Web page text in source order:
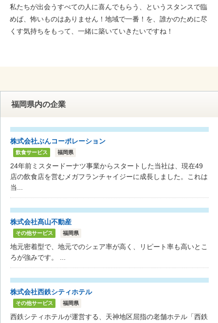
私たちが出会うすべての人に喜んでもらう、というスタンスで臨
めば、怖いものはありません！地域で一番！を、誰かのために尽
くす気持ちをもって、一緒に築いていきたいですね！
福岡県内の企業
株式会社ぶんコーポレーション
飲食サービス 福岡県
24年前ミスタードーナツ事業からスタートした当社は、現在49
店の飲食店を営むメガフランチャイジーに成長しました。これは
当...
株式会社髙山不動産
その他サービス 福岡県
地元密着型で、地元でのシェア率が高く、リピート率も高いとこ
ろが強みです。 ...
株式会社西鉄シティホテル
その他サービス 福岡県
西鉄シティホテルが運営する、天神地区屈指の老舗ホテル「西鉄